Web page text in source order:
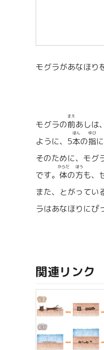
モグラがあなほり
モグラの前
まえ
あしは、
ように、5本
ほん
の指
ゆび
そのために、モグ
です。 体
からだ
の方
ほう
も、
また、とがってい
ラはあなほりにぴ
関連リンク